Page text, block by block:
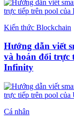
Kiến thức Blockchain
Hướng dẫn viết
và hoán đổi trực
Infinity
Cá nhân